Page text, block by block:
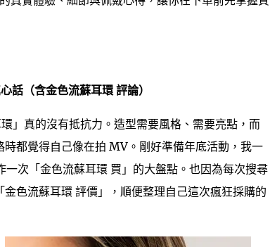
話（含金色流蘇耳環 評論）
」真的沒有抵抗力。造型需要風格、需要亮點，而
都覺得自己像在拍 MV。剛好準備年底活動，我一
次「金色流蘇耳環 買」的大盤點。也因為每次搜尋
色流蘇耳環 評價」，順便整理自己這次瘋狂採購的